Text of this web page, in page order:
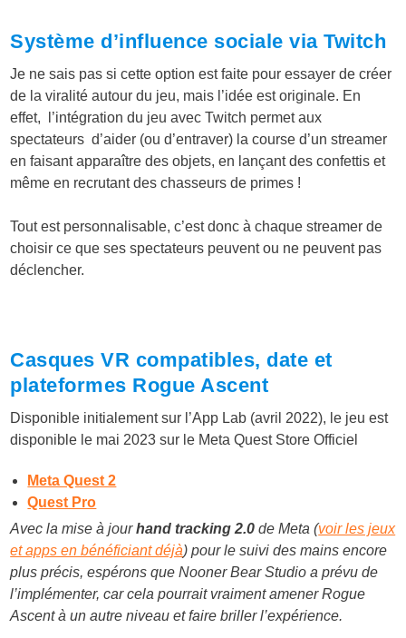
Système d’influence sociale via Twitch
Je ne sais pas si cette option est faite pour essayer de créer
de la viralité autour du jeu, mais l’idée est originale. En
effet, l’intégration du jeu avec Twitch permet aux
spectateurs d’aider (ou d’entraver) la course d’un streamer
en faisant apparaître des objets, en lançant des confettis et
même en recrutant des chasseurs de primes !
Tout est personnalisable, c’est donc à chaque streamer de
choisir ce que ses spectateurs peuvent ou ne peuvent pas
déclencher.
Casques VR compatibles, date et
plateformes Rogue Ascent
Disponible initialement sur l’App Lab (avril 2022), le jeu est
disponible le mai 2023 sur le Meta Quest Store Officiel
Meta Quest 2
Quest Pro
Avec la mise à jourhand tracking 2.0 de Meta (voir les jeux
et apps en bénéficiant déjà) pour le suivi des mains encore
plus précis, espérons que Nooner Bear Studio a prévu de
l’implémenter, car cela pourrait vraiment amener Rogue
Ascent à un autre niveau et faire briller l’expérience.